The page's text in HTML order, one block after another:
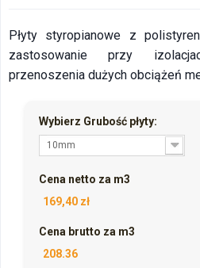
Płyty styropianowe z
zastosowanie przy
przenoszenia dużych obciążeń
Wybierz Grubość płyty:
10mm
Cena netto za m3
169,40 zł
Cena brutto za m3
208.36